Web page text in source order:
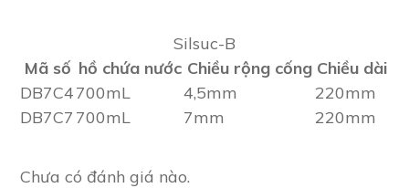
Silsuc-B
Mã số hồ chứa nước Chiều rộng cống Chiều dài
DB7C4700mL 4,5mm
220mm
DB7C7 700mL 7mm 220mm
Chưa có đánh giá nào.